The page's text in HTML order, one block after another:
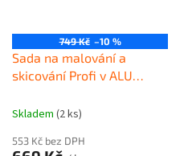
749 Kč –10 %
Sada na malování a
skicování Profi v ALU
Skladem (2 ks)
553 Kč bez DPH